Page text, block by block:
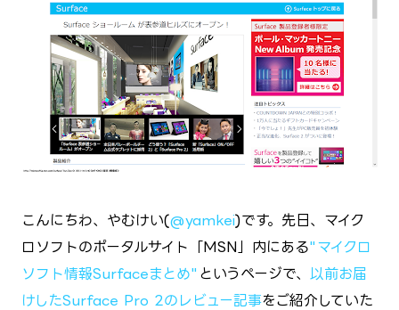
こんにちわ、やむけい(@yamkei)です。先日、マイク
ロソフトのポータルサイト「MSN」内にある"マイクロ
ソフト情報Surfaceまとめ" というページで、
以前お届
けしたSurface Pro 2のレビュー記事をご紹介していた